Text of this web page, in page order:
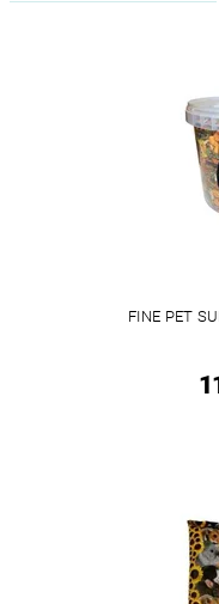
FINE PET